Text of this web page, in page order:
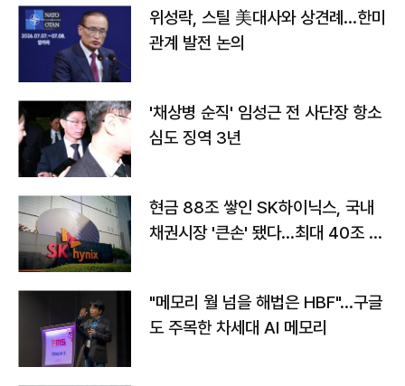
위성락, 스틸 美대사와 상견례…한미
관계 발전 논의
'채상병 순직' 임성근 전 사단장 항소
심도 징역 3년
현금 88조 쌓인 SK하이닉스, 국내
채권시장 '큰손' 됐다…최대 40조 투
"메모리 월 넘을 해법은 HBF"…구글
도 주목한 차세대 AI 메모리